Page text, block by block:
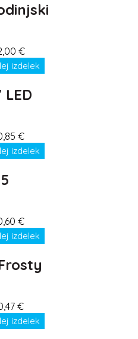
€
izdelek
€
izdelek
€
izdelek
€
izdelek